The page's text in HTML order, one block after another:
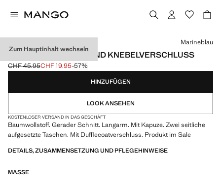
Zum Hauptinhalt wechseln
PARKA MIT KAPUZE UND KNEBELVERSCHLUSS
Ausgangspreis durchgestrichen [CHF 45.95 ]
CHF 45.95
Aktueller Preis [CHF 19.95 ]
CHF 19.95-57%
Wählen Sie eine Farbe
Marineblau
HINZUFÜGEN
LOOK ANSEHEN
KOSTENLOSER VERSAND IN DAS GESCHÄFT
Baumwollstoff. Gerader Schnitt. Langarm. Mit Kapuze. Zwei seitliche
aufgesetzte Taschen. Mit Dufflecoatverschluss. Produkt im Sale
DETAILS, ZUSAMMENSETZUNG UND PFLEGEHINWEISE
MASSE